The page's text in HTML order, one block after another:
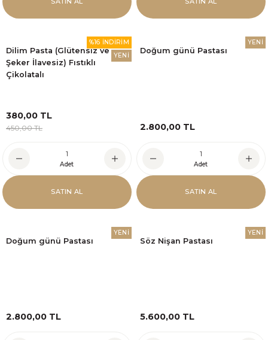
%16 İNDİRİM
YENİ
Dilim Pasta (Glütensiz ve
Şeker İlavesiz) Fıstıklı
Çikolatalı
380,00 TL
450,00 TL
Adet
SATIN AL
YENİ
Doğum günü Pastası
2.800,00 TL
Adet
SATIN AL
YENİ
Doğum günü Pastası
2.800,00 TL
YENİ
Söz Nişan Pastası
5.600,00 TL